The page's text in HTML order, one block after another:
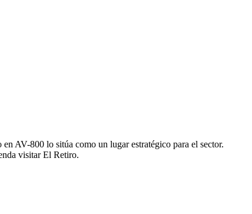
AV-800 lo sitúa como un lugar estratégico para el sector.
visitar El Retiro.